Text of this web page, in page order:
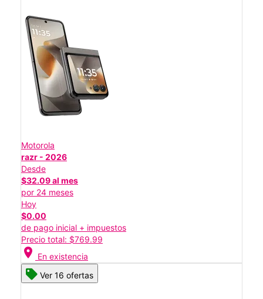
Motorola
razr - 2026
Desde
$32.09 al mes
por 24 meses
Hoy
$0.00
de pago inicial + impuestos
Precio total: $769.99
location_on En existencia
Ver 16 ofertas